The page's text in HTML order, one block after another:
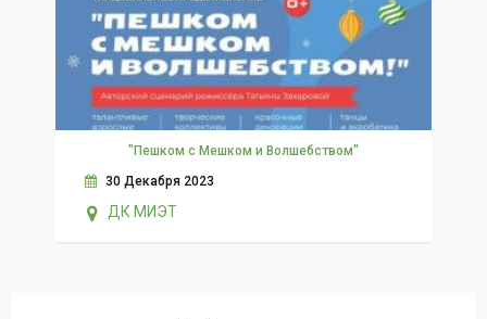
"Пешком с Мешком и Волшебством"
30 Декабря 2023
ДК МИЭТ